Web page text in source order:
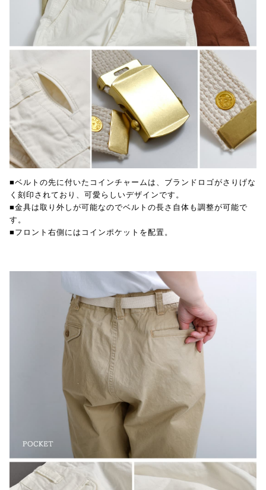
■ベルトの先に付いたコインチャームは、ブランドロゴがさりげな
く刻印されており、可愛らしいデザインです。
■金具は取り外しが可能なのでベルトの長さ自体も調整が可能で
す。
■フロント右側にはコインポケットを配置。